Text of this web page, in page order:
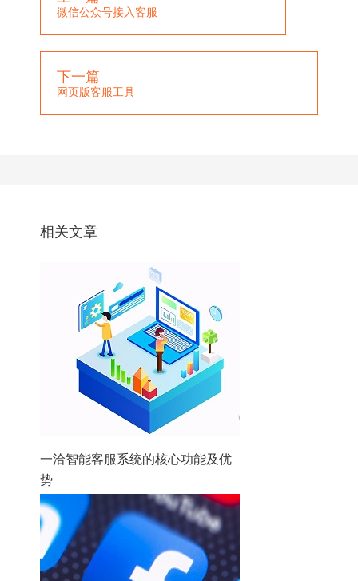
微信公众号接入客服
下一篇
网页版客服工具
相关文章
一洽智能客服系统的核心功能及优
势